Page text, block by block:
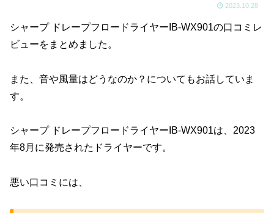
2023.10.28
シャープ ドレープフロードライヤーIB-WX901の口コミレ
ビューをまとめました。
また、音や風量はどうなのか？についてもお話していま
す。
シャープ ドレープフロードライヤーIB-WX901は、2023
年8月に発売されたドライヤーです。
悪い口コミには、